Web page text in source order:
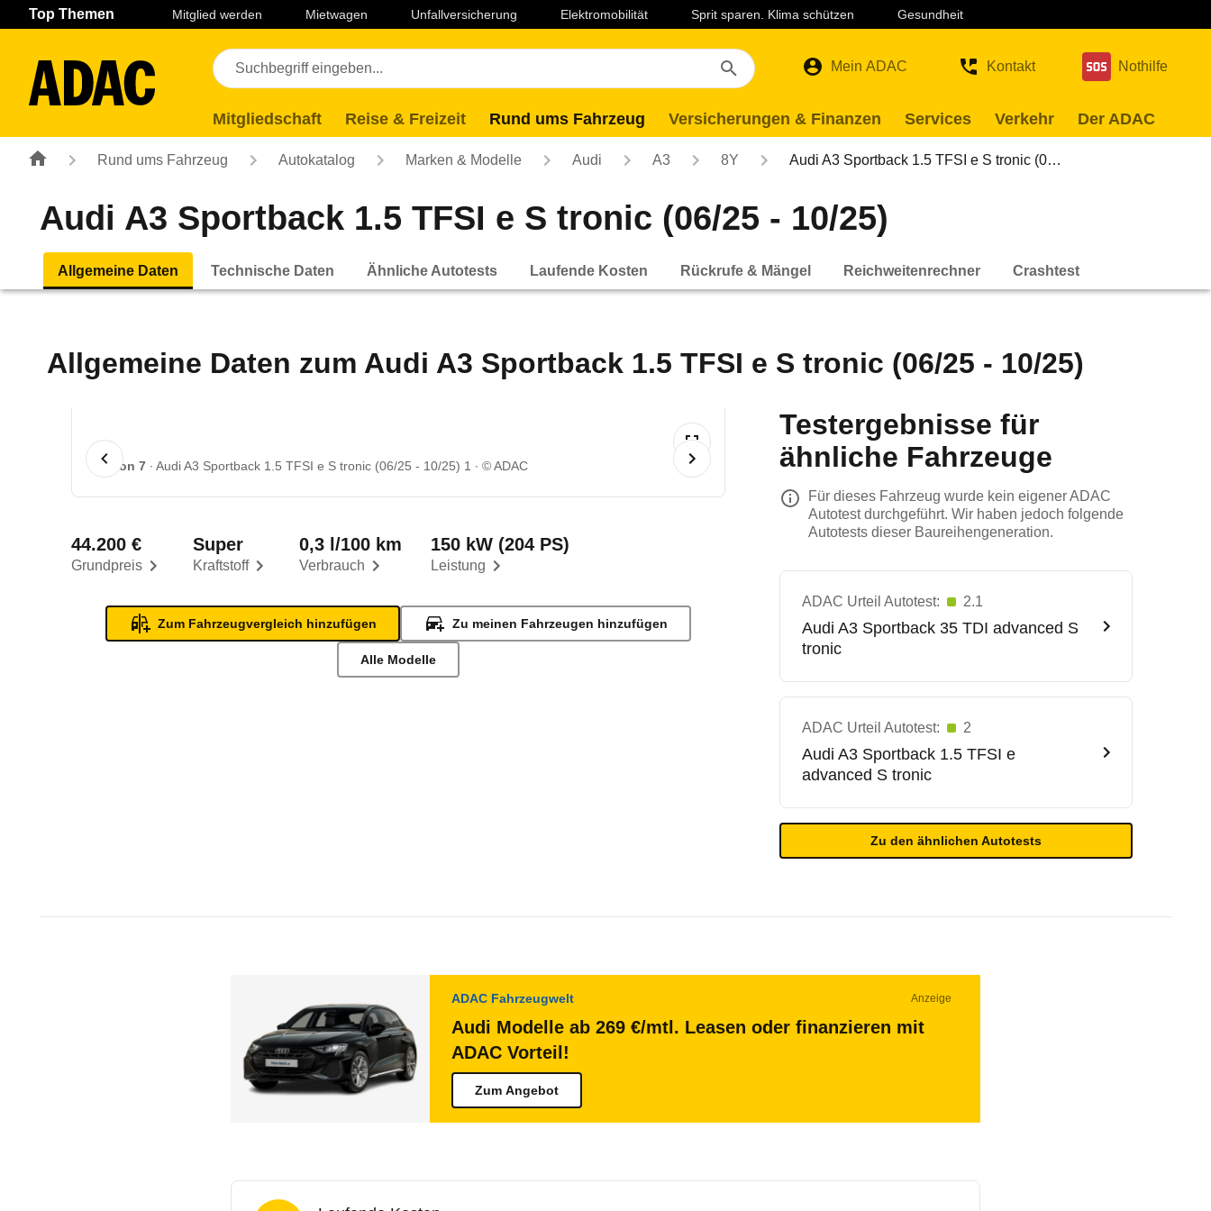
Navigation Seiteninhalt Fußzeile
Top Themen Mitglied werden Mietwagen Unfallversicherung Elektromobilität Sprit sparen. Klima schützen Gesundheit
Mein ADAC Kontakt Nothilfe
Mitgliedschaft Reise & Freizeit Rund ums Fahrzeug Versicherungen & Finanzen Services Verkehr Der ADAC
Rund ums Fahrzeug Autokatalog Marken & Modelle Audi A3 8Y Audi A3 Sportback 1.5 TFSI e S tronic (0…
Audi A3 Sportback 1.5 TFSI e S tronic (06/25 - 10/25)
Allgemeine Daten Technische Daten Ähnliche Autotests Laufende Kosten Rückrufe & Mängel Reichweitenrechner Crashtest
Allgemeine Daten zum Audi A3 Sportback 1.5 TFSI e S tronic (06/25 - 10/25)
1 von 7 Audi A3 Sportback 1.5 TFSI e S tronic (06/25 - 10/25) 1 © ADAC
Grundpreis
44.200 €
Kraftstoff
Super
Verbrauch
0,3 l/100 km
Leistung
150 kW (204 PS)
Zum Fahrzeugvergleich hinzufügen Zu meinen Fahrzeugen hinzufügen
Alle Modelle
Testergebnisse für
ähnliche Fahrzeuge
Für dieses Fahrzeug wurde kein eigener ADAC
Autotest durchgeführt. Wir haben jedoch folgende
Autotests dieser Baureihengeneration.
ADAC Urteil Autotest: 2.1
Audi A3 Sportback 35 TDI advanced S
tronic
ADAC Urteil Autotest: 2
Audi A3 Sportback 1.5 TFSI e
advanced S tronic
Zu den ähnlichen Autotests
ADAC Fahrzeugwelt Anzeige
Audi Modelle ab 269 €/mtl. Leasen oder finanzieren mit
ADAC Vorteil!
Zum Angebot